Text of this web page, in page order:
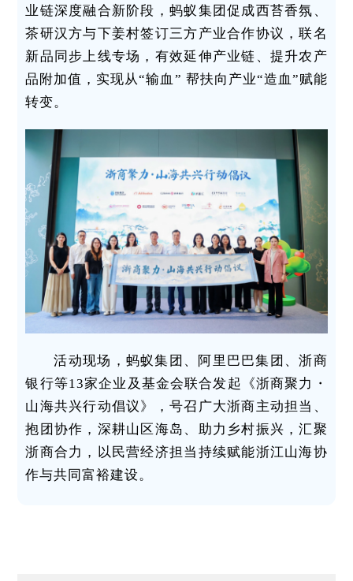
业链深度融合新阶段，蚂蚁集团促成西苔香氛、
茶研汉方与下姜村签订三方产业合作协议，联名
新品同步上线专场，有效延伸产业链、提升农产
品附加值，实现从“输血” 帮扶向产业“造血”赋能
转变。
活动现场，蚂蚁集团、阿里巴巴集团、浙商
银行等13家企业及基金会联合发起《浙商聚力・
山海共兴行动倡议》，号召广大浙商主动担当、
抱团协作，深耕山区海岛、助力乡村振兴，汇聚
浙商合力，以民营经济担当持续赋能浙江山海协
作与共同富裕建设。